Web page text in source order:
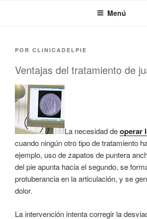
Menú
PUBLICADO
POR CLINICADELPIE
Ventajas del tratamiento de
La necesidad deoperar
cuando ningún otro tipo de tratamiento
ejemplo, uso de zapatos de puntera
del pie apunta hacia el segundo, se
protuberancia en la articulación, y se
dolor.
La intervención intenta corregir la